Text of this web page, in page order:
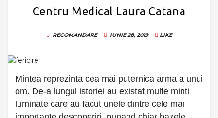
Centru Medical Laura Catana
RECOMANDARE IUNIE 28, 2019 LIKE
Mintea reprezinta cea mai puternica arma a unui
om. De-a lungul istoriei au existat multe minti
luminate care au facut unele dintre cele mai